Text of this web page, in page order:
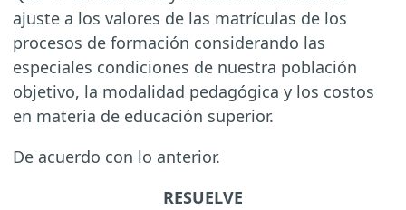
ajuste a los valores de las matrículas de los
procesos de formación considerando las
especiales condiciones de nuestra población
objetivo, la modalidad pedagógica y los costos
en materia de educación superior.
De acuerdo con lo anterior.
RESUELVE